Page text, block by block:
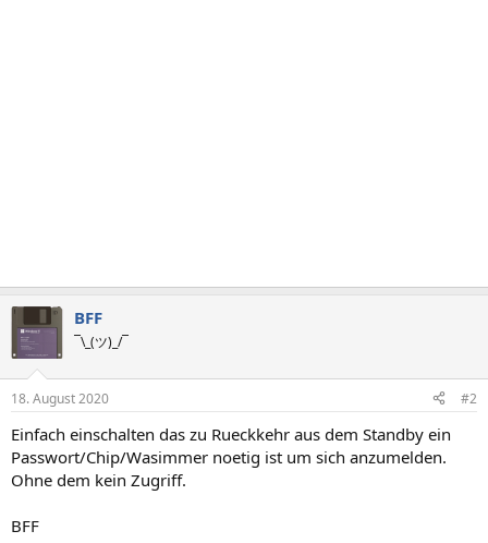
BFF
¯\_(ツ)_/¯
18. August 2020 #2
Einfach einschalten das zu Rueckkehr aus dem Standby ein
Passwort/Chip/Wasimmer noetig ist um sich anzumelden.
Ohne dem kein Zugriff.
BFF